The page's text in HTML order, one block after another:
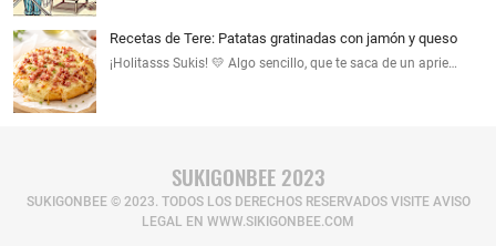
Recetas de Tere: Patatas gratinadas con jamón y queso
¡Holitasss Sukis! 💛 Algo sencillo, que te saca de un aprie…
SUKIGONBEE 2023
SUKIGONBEE © 2023. TODOS LOS DERECHOS RESERVADOS​ VISITE AVISO
LEGAL EN WWW.SIKIGONBEE.COM